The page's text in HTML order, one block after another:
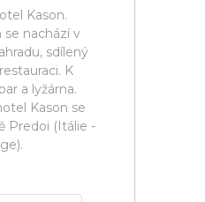
Kason.
se nachází v
sdílený
K
a lyžárna.
Kason se
Predoi (Itálie -